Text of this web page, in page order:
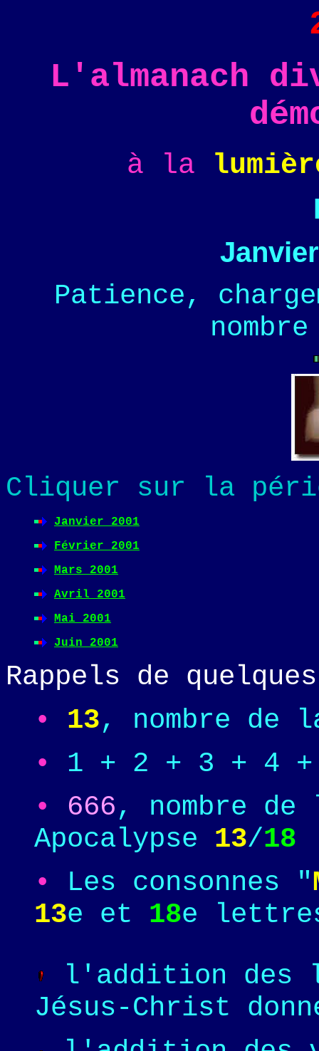
L'almanach
à la
Patience,
Cliquer sur la
Janvier 2001
Février 2001
Mars 2001
Avril 2001
Mai 2001
Juin 2001
Rappels de
• 13, nombre de
• 1 + 2 + 3 + 4
• 666, nombre
Apocalypse 13/18
• Les consonnes "
13e et 18e
l'addition des
Jésus-Christ